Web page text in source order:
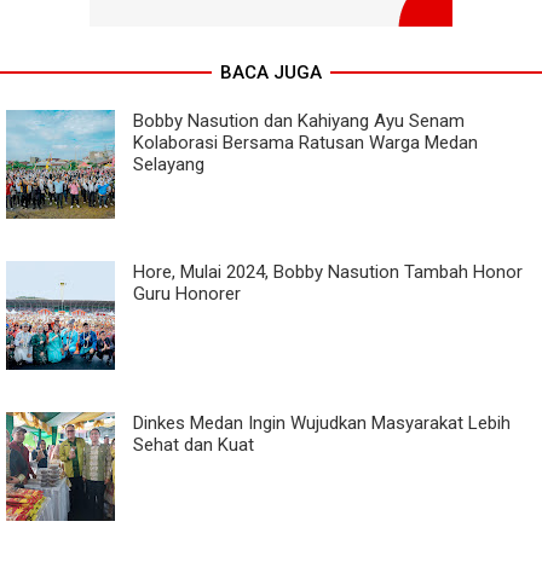
BACA JUGA
Bobby Nasution dan Kahiyang Ayu Senam
Kolaborasi Bersama Ratusan Warga Medan
Selayang
Hore, Mulai 2024, Bobby Nasution Tambah Honor
Guru Honorer
Dinkes Medan Ingin Wujudkan Masyarakat Lebih
Sehat dan Kuat